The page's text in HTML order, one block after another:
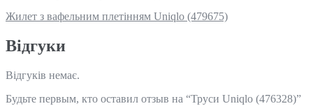
Жилет з вафельним плетінням Uniqlo (479675)
Відгуки
Відгуків немає.
Будьте первым, кто оставил отзыв на “Труси Uniqlo (476328)”